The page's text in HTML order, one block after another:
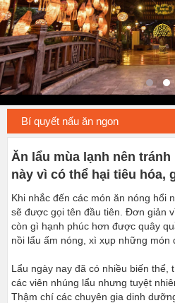
Bí quyết nấu ăn ngon
Ăn lẩu mùa lạnh nên
này vì có thể hại tiêu hóa,
Khi nhắc đến các món ăn nóng hổi
sẽ được gọi tên đầu tiên. Đơn giản
còn gì hạnh phúc hơn được quây
nồi lẩu ấm nóng, xì xụp những món
Lẩu ngày nay đã có nhiều biến thể,
các viên nhúng lẩu nhưng tuyệt
Thậm chí các chuyên gia dinh